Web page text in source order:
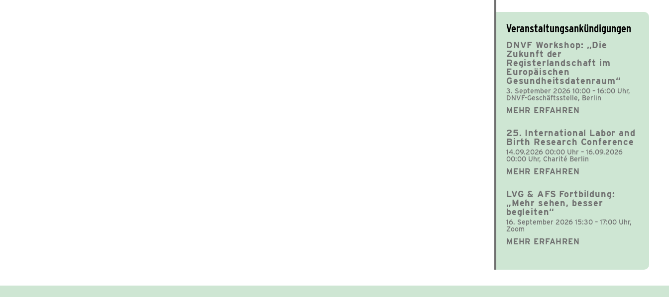
Veranstaltungsankündigungen
DNVF Workshop: „Die
Zukunft der
Registerlandschaft im
Europäischen
Gesundheitsdatenraum“
3. September 2026 10:00 – 16:00 Uhr,
DNVF-Geschäftsstelle, Berlin
MEHR ERFAHREN
25. International Labor and
Birth Research Conference
14.09.2026 00:00 Uhr – 16.09.2026
00:00 Uhr, Charité Berlin
MEHR ERFAHREN
LVG & AFS Fortbildung:
„Mehr sehen, besser
begleiten“
16. September 2026 15:30 – 17:00 Uhr,
Zoom
MEHR ERFAHREN